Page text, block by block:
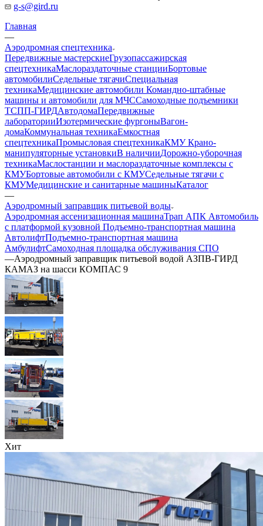
g-s@gird.ru
Главная
—
Аэродромная спецтехника
Передвижные мастерскиеГрузопассажирская
спецтехникаМаслораздаточные станцииБортовые
автомобилиСедельные тягачиСпециальная
техникаМедицинские автомобили Командно-штабные
машины и автомобили для МЧССамоходные подъемники
ТСПП-ГИРДАвтодомаПередвижные
лабораторииИзотермические фургоныВагон-
домаКоммунальная техникаЕмкостная
спецтехникаПромысловая спецтехникаКМУ Крано-
манипуляторные установкиВ наличииДорожно-уборочная
техникаМаслостанции и маслораздаточные комплексы с
КМУБортовые автомобили с КМУСедельные тягачи с
КМУМедицинские и санитарные машиныКаталог
—
Аэродромный заправщик питьевой воды
Аэродромная ассенизационная машинаТрап АПК Автомобиль
с платформой кузовной Подъемно-транспортная машина
АвтолифтПодъемно-транспортная машина
АмбулифтСамоходная площадка обслуживания СПО
—Аэродромный заправщик питьевой водой АЗПВ-ГИРД
КАМАЗ на шасси КОМПАС 9
Хит